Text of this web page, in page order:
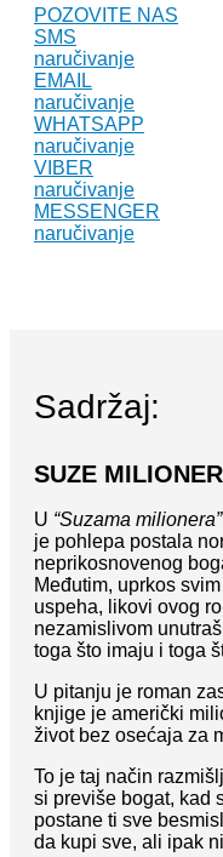
POZOVITE NAS
SMS
naručivanje
EMAIL
naručivanje
WHATSAPP
naručivanje
VIBER
naručivanje
MESSENGER
naručivanje
Sadržaj:
SUZE
U “Suzama milionera”
je pohlepa postala
neprikosnovenog
Međutim, uprkos
uspeha, likovi ovog
nezamislivom
toga što imaju i toga
U pitanju je roman
knjige je američki
život bez osećaja za
To je taj način
si previše bogat, kad
postane ti sve
da kupi sve, ali ipak